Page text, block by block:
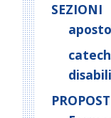
SEZIONI